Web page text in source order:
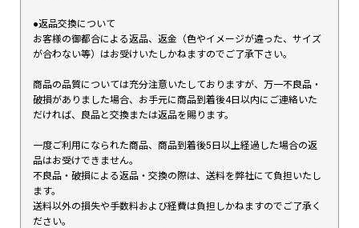
●返品交換について
お客様の御都合による返品、返金（色やイメージが違った、サイズ
が合わない等）はお受けいたしかねますのでご了承下さい。
商品の品質については充分注意いたしておりますが、万一不良品・
破損がありました場合、お手元に商品到着後4日以内にご連絡いた
だければ、良品と交換または返品を賜ります。
一度ご利用になられた商品、商品到着後5日以上経過した場合の返
品はお受けできません。
不良品・破損による返品・交換の際は、送料を弊社にて負担いたし
ます。
送料以外の損失や手数料および経費は負担しかねますのでご了承く
ださい。